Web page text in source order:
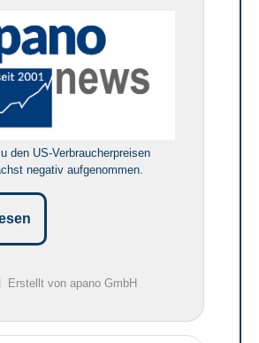
den US-Verbraucherpreisen
negativ aufgenommen.
Erstellt von apano GmbH